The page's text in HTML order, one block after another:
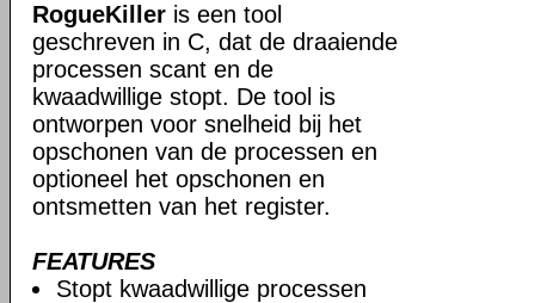
RogueKiller is een tool
geschreven in C, dat de draaiende
processen scant en de
kwaadwillige stopt. De tool is
ontworpen voor snelheid bij het
opschonen van de processen en
optioneel het opschonen en
ontsmetten van het register.
FEATURES
Stopt kwaadwillige processen